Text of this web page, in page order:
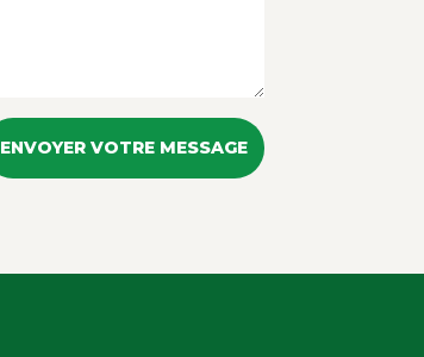
ENVOYER VOTRE MESSAGE